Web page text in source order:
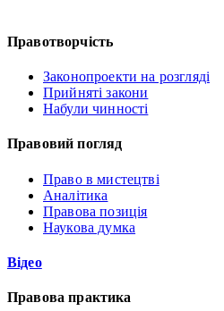
Правотворчість
Законопроекти на розгляді
Прийняті закони
Набули чинності
Правовий погляд
Право в мистецтві
Аналітика
Правова позиція
Наукова думка
Відео
Правова практика